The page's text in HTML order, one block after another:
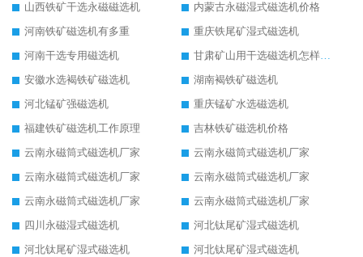
山西铁矿干选永磁磁选机
内蒙古永磁湿式磁选机价格
河南铁矿磁选机有多重
重庆铁尾矿湿式磁选机
河南干选专用磁选机
甘肃矿山用干选磁选机怎样调磁
安徽水选褐铁矿磁选机
湖南褐铁矿磁选机
河北锰矿强磁选机
重庆锰矿水选磁选机
福建铁矿磁选机工作原理
吉林铁矿磁选机价格
云南永磁筒式磁选机厂家
云南永磁筒式磁选机厂家
云南永磁筒式磁选机厂家
云南永磁筒式磁选机厂家
云南永磁筒式磁选机厂家
云南永磁筒式磁选机厂家
四川永磁湿式磁选机
河北钛尾矿湿式磁选机
河北钛尾矿湿式磁选机
河北钛尾矿湿式磁选机